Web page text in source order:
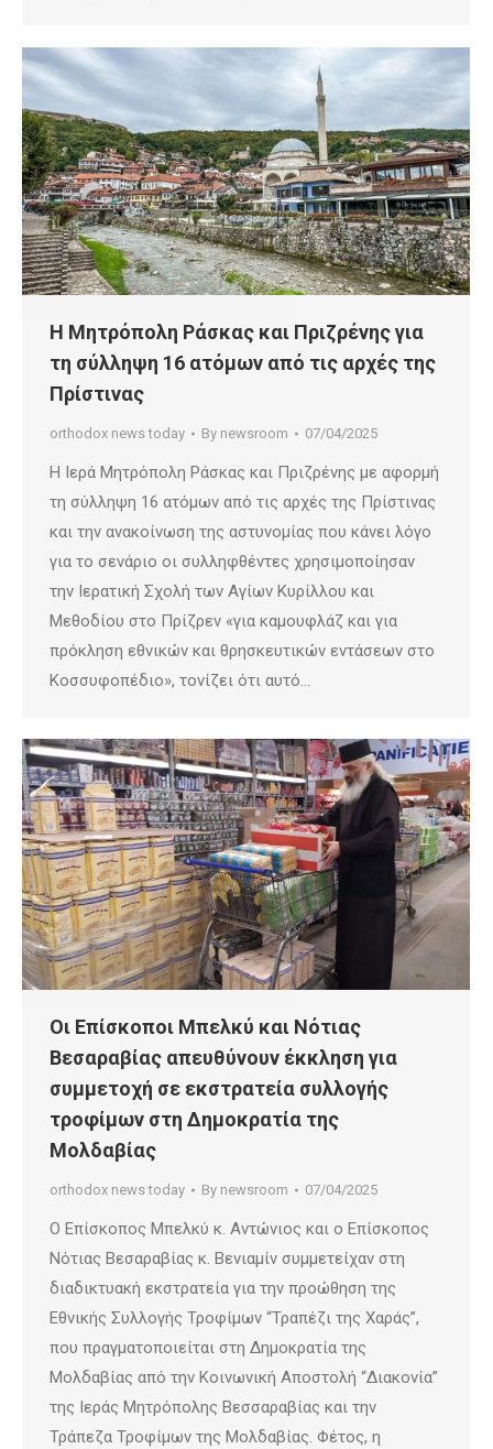
Η Μητρόπολη Ράσκας και Πριζρένης για
τη σύλληψη 16 ατόμων από τις αρχές της
Πρίστινας
orthodox news today By newsroom 07/04/2025
Η Ιερά Μητρόπολη Ράσκας και Πριζρένης με αφορμή
τη σύλληψη 16 ατόμων από τις αρχές της Πρίστινας
και την ανακοίνωση της αστυνομίας που κάνει λόγο
για το σενάριο οι συλληφθέντες χρησιμοποίησαν
την Ιερατική Σχολή των Αγίων Κυρίλλου και
Μεθοδίου στο Πρίζρεν «για καμουφλάζ και για
πρόκληση εθνικών και θρησκευτικών εντάσεων στο
Κοσσυφοπέδιο», τονίζει ότι αυτό…
Οι Επίσκοποι Μπελκύ και Νότιας
Βεσαραβίας απευθύνουν έκκληση για
συμμετοχή σε εκστρατεία συλλογής
τροφίμων στη Δημοκρατία της
Μολδαβίας
orthodox news today By newsroom 07/04/2025
Ο Επίσκοπος Μπελκύ κ. Aντώνιος και ο Επίσκοπος
Νότιας Βεσαραβίας κ. Βενιαμίν συμμετείχαν στη
διαδικτυακή εκστρατεία για την προώθηση της
Εθνικής Συλλογής Τροφίμων “Τραπέζι της Χαράς”,
που πραγματοποιείται στη Δημοκρατία της
Μολδαβίας από την Κοινωνική Αποστολή “Διακονία”
της Ιεράς Μητρόπολης Βεσσαραβίας και την
Τράπεζα Τροφίμων της Μολδαβίας. Φέτος, η